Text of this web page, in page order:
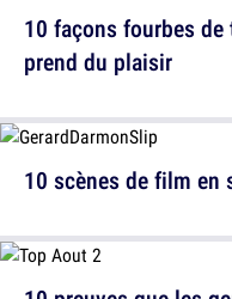
10 façons fourbes
prend du plaisir
10 scènes de film en